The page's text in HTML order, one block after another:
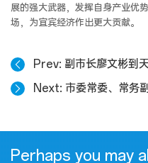
展的强大武器，发挥自身产业优
场，为宜宾经济作出更大贡献。
Prev 副市长廖文彬到
Next 市委常委、常务
Perhaps you may